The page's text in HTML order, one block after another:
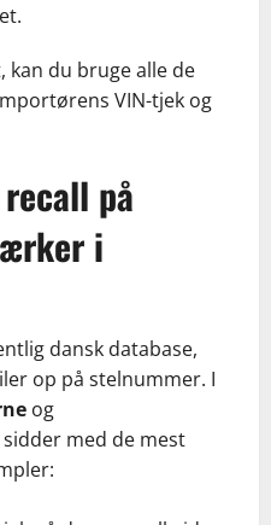
du bruge alle de
VIN-tjek og
på
i
dansk database,
op på stelnummer. I
og
med de mest